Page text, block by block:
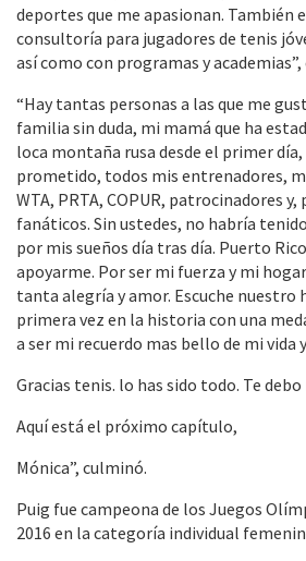
deportes que me apasionan. También
consultoría para jugadores de tenis
así como con programas y academias”,
“Hay tantas personas a las que me
familia sin duda, mi mamá que ha
loca montaña rusa desde el primer
prometido, todos mis entrenadores,
WTA, PRTA, COPUR, patrocinadores
fanáticos. Sin ustedes, no habría
por mis sueños día tras día. Puerto
apoyarme. Por ser mi fuerza y ​​mi
tanta alegría y amor. Escuche nuestro
primera vez en la historia con una
a ser mi recuerdo mas bello de mi vida
Gracias tenis. lo has sido todo. Te debo
Aquí está el próximo capítulo,
Mónica”, culminó.
Puig fue campeona de los Juegos
2016 en la categoría individual